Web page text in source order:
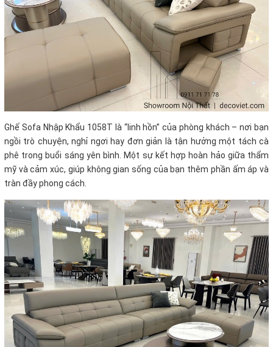
Ghế Sofa Nhập Khẩu 1058T là “linh hồn” của phòng khách – nơi bạn
ngồi trò chuyện, nghỉ ngơi hay đơn giản là tận hưởng một tách cà
phê trong buổi sáng yên bình. Một sự kết hợp hoàn hảo giữa thẩm
mỹ và cảm xúc, giúp không gian sống của bạn thêm phần ấm áp và
tràn đầy phong cách.